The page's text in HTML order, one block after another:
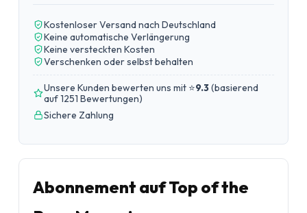
Kostenloser Versand nach Deutschland
Keine automatische Verlängerung
Keine versteckten Kosten
Verschenken oder selbst behalten
Unsere Kunden bewerten uns mit ⭐9.3(basierend
auf 1251 Bewertungen)
Sichere Zahlung
Abonnement auf Top of the